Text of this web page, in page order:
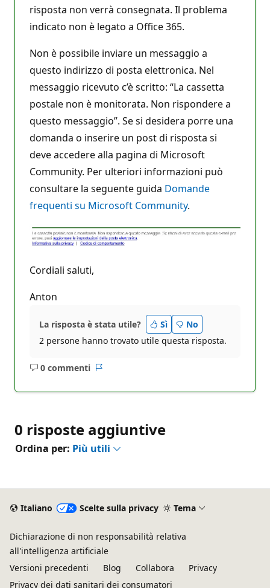
risposta non verrà consegnata. Il problema
indicato non è legato a Office 365.
Non è possibile inviare un messaggio a
questo indirizzo di posta elettronica. Nel
messaggio ricevuto c’è scritto: “La cassetta
postale non è monitorata. Non rispondere a
questo messaggio”. Se si desidera porre una
domanda o inserire un post di risposta si
deve accedere alla pagina di Microsoft
Community. Per ulteriori informazioni può
consultare la seguente guida Domande
frequenti su Microsoft Community.
Cordiali saluti,
Anton
La risposta è stata utile? Sì
No
2 persone hanno trovato utile questa risposta.
0 commenti
Nessun
0 risposte aggiuntive
Ordina per: Più utili
Italiano Scelte sulla privacy Tema
Dichiarazione di non responsabilità relativa
all'intelligenza artificiale
Versioni precedenti
Blog Collabora
Privacy
Privacy dei dati sanitari dei consumatori